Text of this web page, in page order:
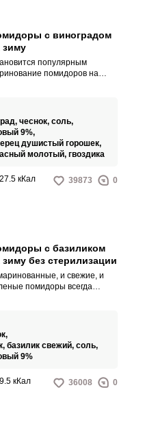
с виноградом
зиму
популярным
помидоров на
наилучшим
подходят небольшие
сортов «Черри» и
пальчики», а виноград
быть любого цвета и
чеснок, соль,
9%,
душистый горошек,
молотый, гвоздика
кКал 39873 0
с базиликом
зиму без стерилизации
и свежие, и
помидоры всегда
пропорции
для маринада.
базилик свежий, соль,
9%
кКал 36008 0